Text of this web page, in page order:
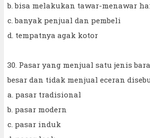
b. bisa melakukan tawar-menawar
c. banyak penjual dan pembeli
d. tempatnya agak kotor
30. Pasar yang menjual satu jenis
besar dan tidak menjual eceran
a. pasar tradisional
b. pasar modern
c. pasar induk